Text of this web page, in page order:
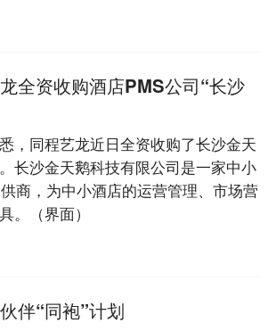
全资收购酒店PMS公司“长沙
，同程艺龙近日全资收购了长沙金天
长沙金天鹅科技有限公司是一家中小
商，为中小酒店的运营管理、市场营
。（界面）
伴“同袍”计划